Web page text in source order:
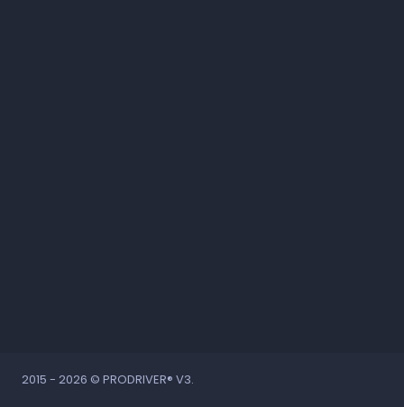
2015 - 2026 © PRODRIVER® V3.